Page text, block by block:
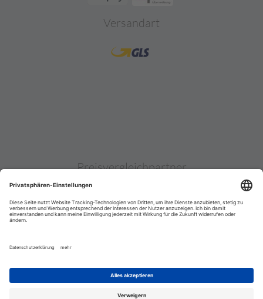
Versandart
Preisvergleichpartner